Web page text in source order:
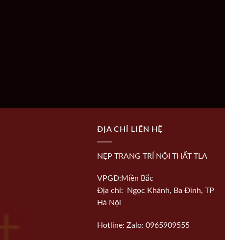
ĐỊA CHỈ LIÊN HỆ
NẸP TRANG TRÍ NỘI THẤT TLA
VPGD:Miền Bắc
Địa chỉ: Ngọc Khánh, Ba Đình, TP
Hà Nội
Hotline: Zalo: 0965909555